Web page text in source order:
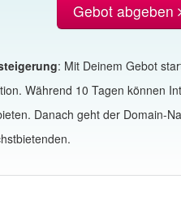
Gebot abgeben
: Mit Deinem Gebot
Während 10 Tagen können
Danach geht der Domain-